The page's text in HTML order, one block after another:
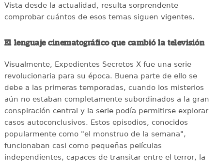
Vista desde la actualidad, resulta sorprendente
comprobar cuántos de esos temas siguen vigentes.
El lenguaje cinematográfico que cambió la televisión
Visualmente, Expedientes Secretos X fue una serie
revolucionaria para su época. Buena parte de ello se
debe a las primeras temporadas, cuando los misterios
aún no estaban completamente subordinados a la gran
conspiración central y la serie podía permitirse explorar
casos autoconclusivos. Estos episodios, conocidos
popularmente como "el monstruo de la semana",
funcionaban casi como pequeñas películas
independientes, capaces de transitar entre el terror, la